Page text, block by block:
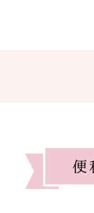
2026年08月03日
便
利
な